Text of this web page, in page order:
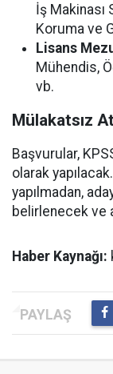
İş
Koruma ve
Lisans
Mühendis,
vb.
Mülakatsız
Başvurular,
olarak
yapılmadan,
belirlenecek ve
Haber Kaynağı: